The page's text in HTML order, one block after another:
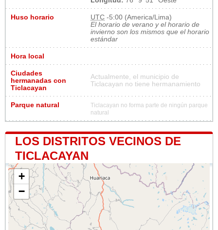
Huso horario UTC -5:00 (America/Lima)
El horario de verano y el horario de
invierno son los mismos que el horario
estándar
Hora local
Ciudades
hermanadas con
Ticlacayan
Actualmente, el municipio de
Ticlacayan no tiene hermanamiento
Parque natural
Ticlacayan no forma parte de ningún parque
natural
LOS DISTRITOS VECINOS DE
TICLACAYAN
+
−